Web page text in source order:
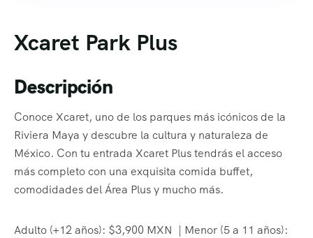
Xcaret Park Plus
Descripción
Conoce Xcaret, uno de los parques más icónicos de la
Riviera Maya y descubre la cultura y naturaleza de
México. Con tu entrada Xcaret Plus tendrás el acceso
más completo con una exquisita comida buffet,
comodidades del Área Plus y mucho más.
Adulto (+12 años): $3,900 MXN | Menor (5 a 11 años):